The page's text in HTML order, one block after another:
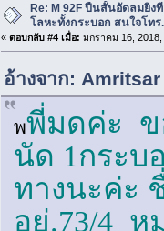
Re: M 92F ปืนสั้นอัดลมยิง
โลหะทั้งกระบอก สนใจโทร
« ตอบกลับ #4 เมื่อ: มกราคม 16, 2018,
อ้างจาก:
พพี่มดค่ะ ข
นัด 1กระบ
ทางนะค่ะ
อยู่.73/4 ห